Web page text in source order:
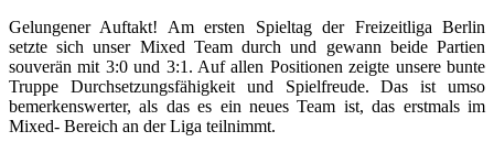
Gelungener Auftakt! Am ersten Spieltag der Freizeitliga Berlin
setzte sich unser Mixed Team durch und gewann beide Partien
souverän mit 3:0 und 3:1. Auf allen Positionen zeigte unsere bunte
Truppe Durchsetzungsfähigkeit und Spielfreude. Das ist umso
bemerkenswerter, als das es ein neues Team ist, das erstmals im
Mixed- Bereich an der Liga teilnimmt.